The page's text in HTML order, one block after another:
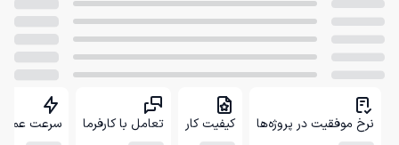
نرخ موفقیت در پروژه‌ها کیفیت کار تعامل با کارفرما سرعت عمل